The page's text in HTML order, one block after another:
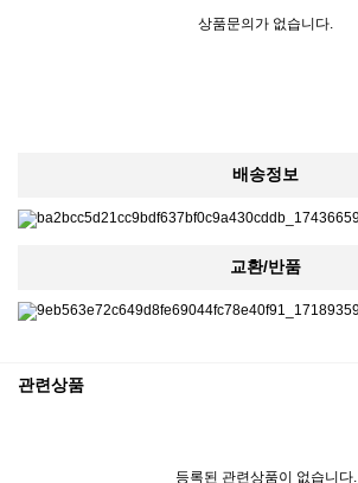
상품문의가 없습니다.
배송정보
교환/반품
관련상품
등록된 관련상품이 없습니다.